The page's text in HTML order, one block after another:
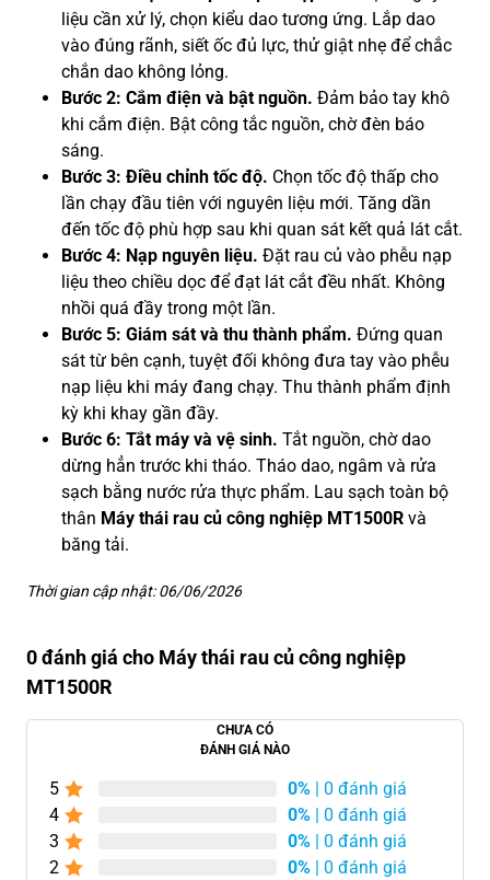
liệu cần xử lý, chọn kiểu dao tương ứng. Lắp dao
vào đúng rãnh, siết ốc đủ lực, thử giật nhẹ để chắc
chắn dao không lỏng.
Bước 2: Cắm điện và bật nguồn. Đảm bảo tay khô
khi cắm điện. Bật công tắc nguồn, chờ đèn báo
sáng.
Bước 3: Điều chỉnh tốc độ. Chọn tốc độ thấp cho
lần chạy đầu tiên với nguyên liệu mới. Tăng dần
đến tốc độ phù hợp sau khi quan sát kết quả lát cắt.
Bước 4: Nạp nguyên liệu. Đặt rau củ vào phễu nạp
liệu theo chiều dọc để đạt lát cắt đều nhất. Không
nhồi quá đầy trong một lần.
Bước 5: Giám sát và thu thành phẩm. Đứng quan
sát từ bên cạnh, tuyệt đối không đưa tay vào phễu
nạp liệu khi máy đang chạy. Thu thành phẩm định
kỳ khi khay gần đầy.
Bước 6: Tắt máy và vệ sinh. Tắt nguồn, chờ dao
dừng hẳn trước khi tháo. Tháo dao, ngâm và rửa
sạch bằng nước rửa thực phẩm. Lau sạch toàn bộ
thân Máy thái rau củ công nghiệp MT1500R và
băng tải.
Thời gian cập nhật: 06/06/2026
0 đánh giá cho Máy thái rau củ công nghiệp
MT1500R
CHƯA CÓ
ĐÁNH GIÁ NÀO
5 0% | 0 đánh giá
4
0% | 0 đánh giá
3
0% | 0 đánh giá
2
0% | 0 đánh giá